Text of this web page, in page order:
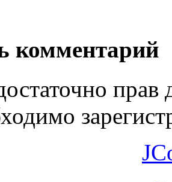
комментарий
прав